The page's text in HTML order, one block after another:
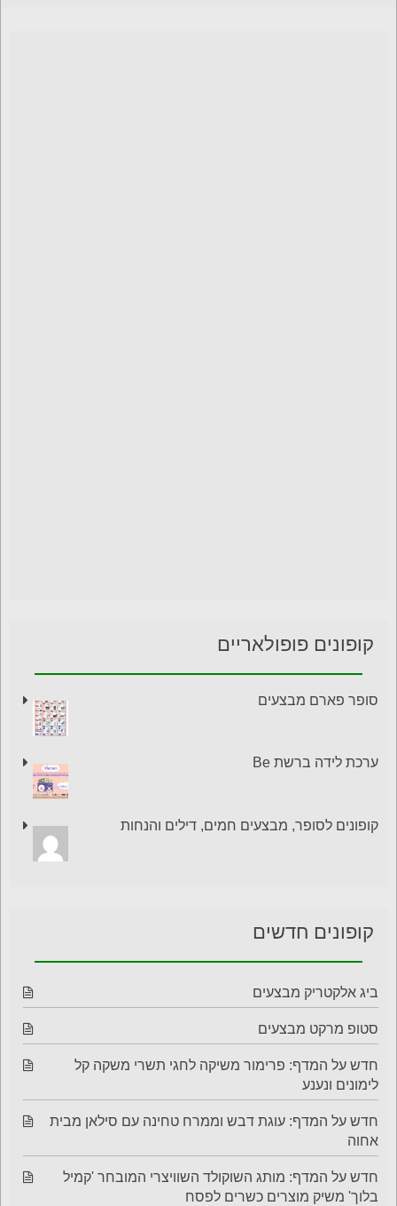
קופונים פופולאריים
סופר פארם מבצעים
ערכת לידה ברשת Be
קופונים לסופר, מבצעים חמים, דילים והנחות
קופונים חדשים
ביג אלקטריק מבצעים
סטופ מרקט מבצעים
חדש על המדף: פרימור משיקה לחגי תשרי משקה קל
לימונים ונענע
חדש על המדף: עוגת דבש וממרח טחינה עם סילאן מבית
אחוה
חדש על המדף: מותג השוקולד השוויצרי המובחר 'קמיל
בלוך' משיק מוצרים כשרים לפסח